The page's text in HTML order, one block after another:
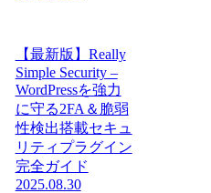
【最新版】Really
Simple Security –
WordPressを強力
に守る2FA＆脆弱
性検出搭載セキュ
リティプラグイン
完全ガイド
2025.08.30